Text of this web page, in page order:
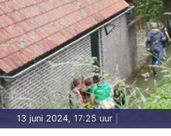
13 juni 2024, 17:25 uur